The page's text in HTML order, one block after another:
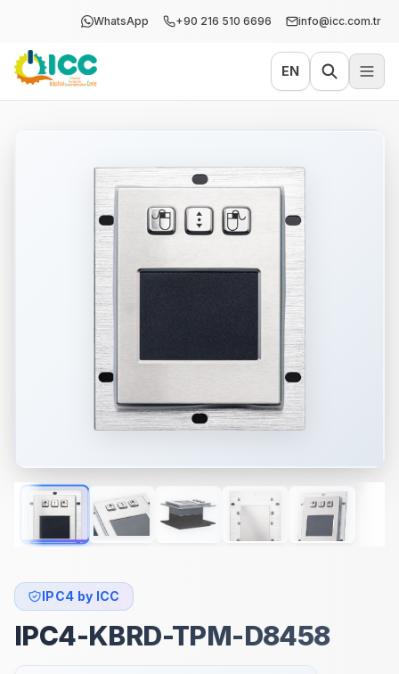
WhatsApp +90 216 510 6696 info@icc.com.tr
EN
IPC4 by ICC
IPC4-KBRD-TPM-D8458